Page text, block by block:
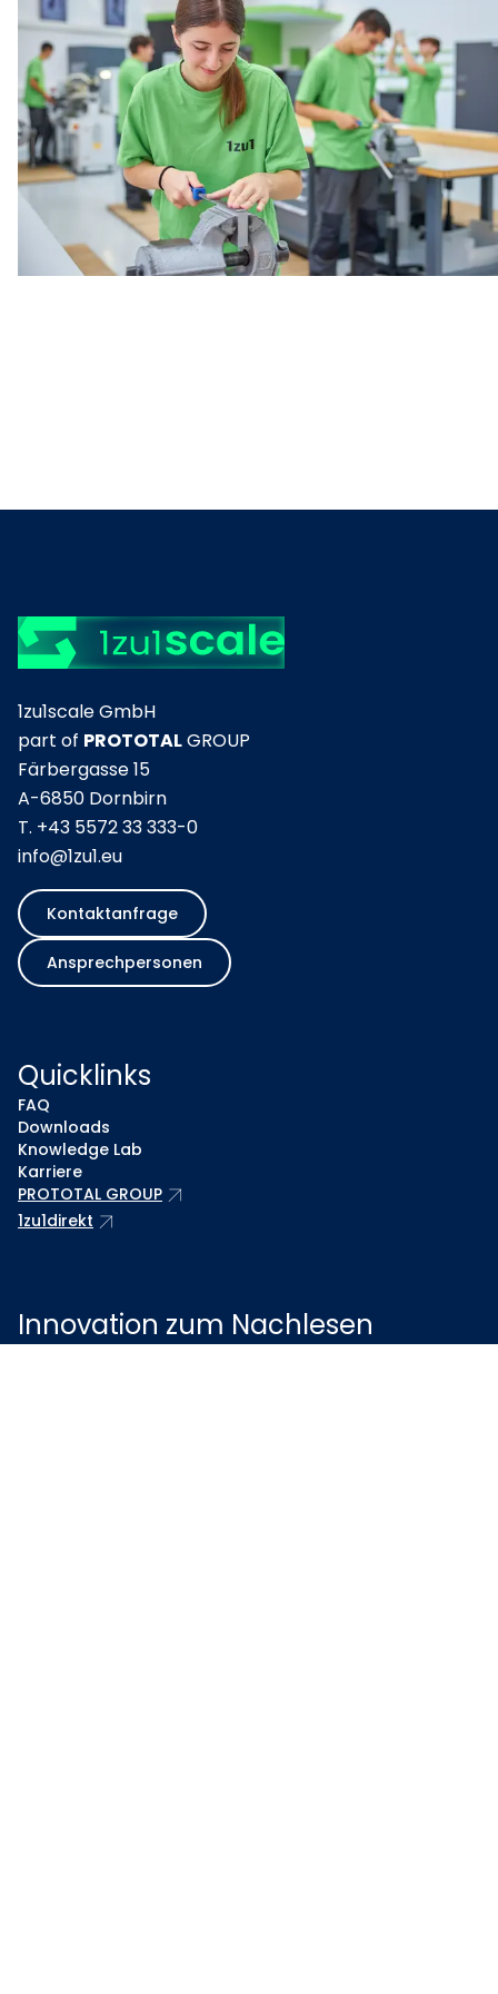
Fräsmaschinen (CNC Ausbildung).
1zu1scale GmbH
part of PROTOTALGROUP
Färbergasse 15
A-6850 Dornbirn
T. +43 5572 33 333-0
info@1zu1.eu
Kontaktanfrage
Ansprechpersonen
Quicklinks
FAQ
Downloads
Knowledge Lab
Karriere
PROTOTAL GROUP arrow_outward
1zu1direkt arrow_outward
Innovation zum Nachlesen